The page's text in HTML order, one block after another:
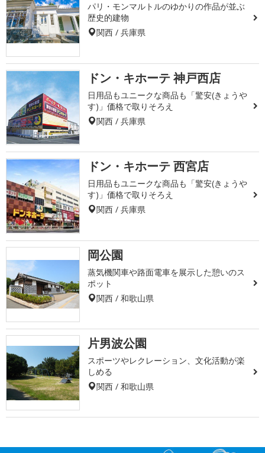
パリ・モンマルトルのゆかりの作品が並ぶ
歴史的建物
関西 / 兵庫県
ドン・キホーテ 神戸西店
日用品もユニークな商品も「驚安(きょうや
す)」価格で取りそろえ
関西 / 兵庫県
ドン・キホーテ 西宮店
日用品もユニークな商品も「驚安(きょうや
す)」価格で取りそろえ
関西 / 兵庫県
岡公園
蒸気機関車や路面電車を展示した憩いのス
ポット
関西 / 和歌山県
片男波公園
スポーツやレクレーション、文化活動が楽
しめる
関西 / 和歌山県